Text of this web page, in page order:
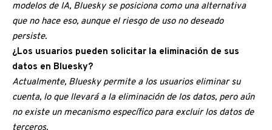
modelos de IA, Bluesky se posiciona como una alternativa
que no hace eso, aunque el riesgo de uso no deseado
persiste.
¿Los usuarios pueden solicitar la eliminación de sus
datos en Bluesky?
Actualmente, Bluesky permite a los usuarios eliminar su
cuenta, lo que llevará a la eliminación de los datos, pero aún
no existe un mecanismo específico para excluir los datos de